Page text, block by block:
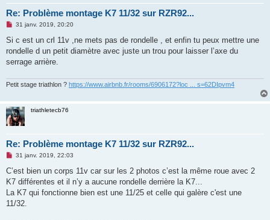
Re: Problème montage K7 11/32 sur RZR92...
M
a
g
o
n
u
31 janv. 2019, 20:20
Si c est un crl 11v ,ne mets pas de rondelle , et enfin tu peux mettre une
rondelle d un petit diamètre avec juste un trou pour laisser l’axe du
serrage arrière.
Petit stage triathlon ? https://www.airbnb.fr/rooms/6906172?loc ... s=62DIpvm4
triathletecb76
Re: Problème montage K7 11/32 sur RZR92...
M
s
a
g
n
31 janv. 2019, 22:03
C’est bien un corps 11v car sur les 2 photos c’est la même roue avec 2
K7 différentes et il n’y a aucune rondelle derrière la K7...
La K7 qui fonctionne bien est une 11/25 et celle qui galère c'est une
11/32.